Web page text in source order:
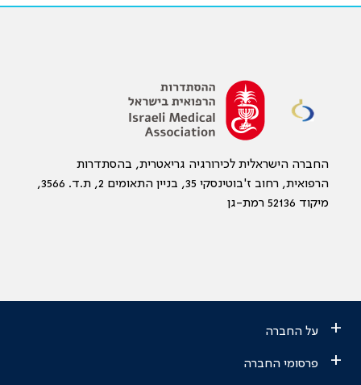
החברה הישראלית לכירורגיה גריאטרית, בהסתדרות
הרפואית, רחוב ז'בוטינסקי 35, בניין התאומים 2, ת.ד. 3566,
מיקוד 52136 רמת-גן
+ על החברה
+ פרסומי החברה